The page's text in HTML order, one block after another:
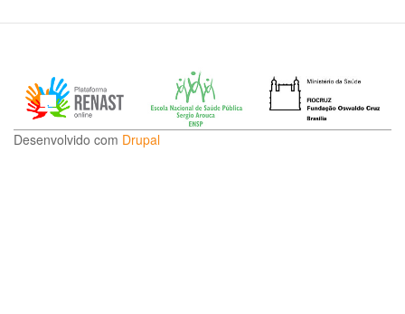
Expoepi
Desenvolvido com Drupal